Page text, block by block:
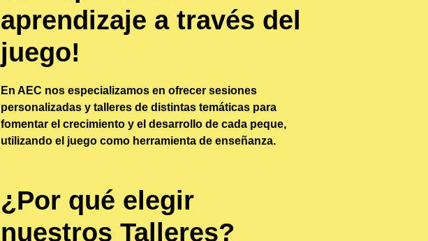
aprendizaje a través del
juego!
En AEC nos especializamos en ofrecer sesiones
personalizadas y talleres de distintas temáticas para
fomentar el crecimiento y el desarrollo de cada peque,
utilizando el juego como herramienta de enseñanza.
¿Por qué elegir
nuestros Talleres?